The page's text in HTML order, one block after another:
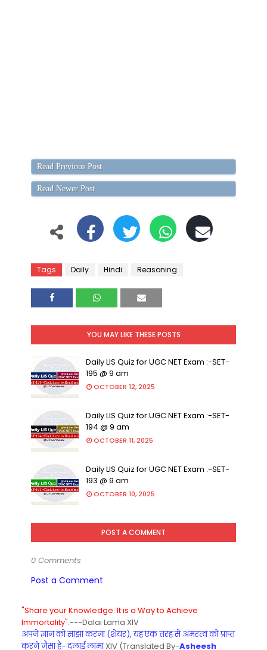
Read Previous Post
Read Newer Post
Tags Daily Hindi Reasoning
YOU MAY LIKE THESE POSTS
Daily LIS Quiz for UGC NET Exam :-SET-
195 @ 9 am
OCTOBER 12, 2025
Daily LIS Quiz for UGC NET Exam :-SET-
194 @ 9 am
OCTOBER 11, 2025
Daily LIS Quiz for UGC NET Exam :-SET-
193 @ 9 am
OCTOBER 10, 2025
POST A COMMENT
0 Comments
Post a Comment
"Share your Knowledge. It is a Way to Achieve
Immortality".---Dalai Lama XIV
अपने ज्ञान को साझा करना (शेयर), यह एक तरह से अमरत्व को प्राप्त
करने जैसा है- दलाई लामाXIV (Translated By-Asheesh